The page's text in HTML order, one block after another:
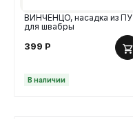
ВИНЧЕНЦО, насадка из ПУ
для швабры
399 Р
В наличии